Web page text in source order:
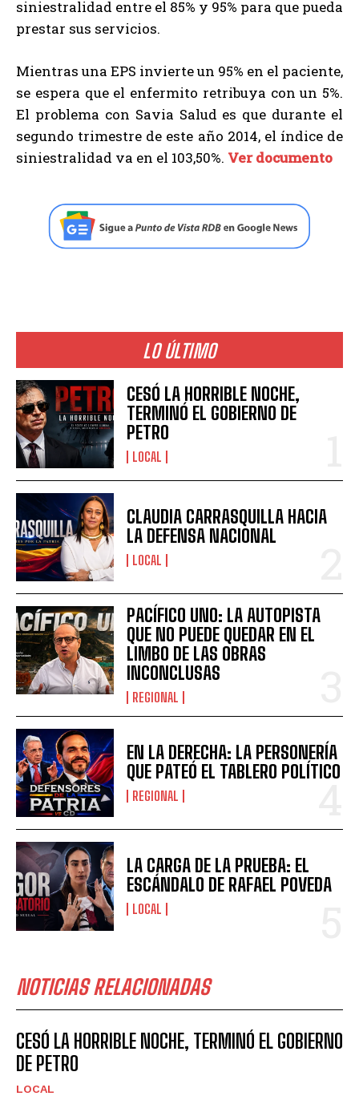
siniestralidad entre el 85% y 95% para que pueda
prestar sus servicios.
Mientras una EPS invierte un 95% en el paciente,
se espera que el enfermito retribuya con un 5%.
El problema con Savia Salud es que durante el
segundo trimestre de este año 2014, el índice de
siniestralidad va en el 103,50%. Ver documento
LO ÚLTIMO
CESÓ LA HORRIBLE NOCHE,
TERMINÓ EL GOBIERNO DE
PETRO
LOCAL
CLAUDIA CARRASQUILLA HACIA
LA DEFENSA NACIONAL
LOCAL
PACÍFICO UNO: LA AUTOPISTA
QUE NO PUEDE QUEDAR EN EL
LIMBO DE LAS OBRAS
INCONCLUSAS
REGIONAL
EN LA DERECHA: LA PERSONERÍA
QUE PATEÓ EL TABLERO POLÍTICO
REGIONAL
LA CARGA DE LA PRUEBA: EL
ESCÁNDALO DE RAFAEL POVEDA
LOCAL
NOTICIAS RELACIONADAS
CESÓ LA HORRIBLE NOCHE, TERMINÓ EL GOBIERNO
DE PETRO
LOCAL